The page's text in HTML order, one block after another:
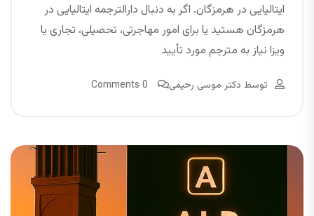
ایتالیایی در هرمزگان. اگر به دنبال دارالترجمه ایتالیایی در
هرمزگان هستید یا برای امور مهاجرتی، تحصیلی، تجاری یا
ویزا نیاز به مترجم مورد تأیید
توسط دکتر موسی رحیمی 0 Comments